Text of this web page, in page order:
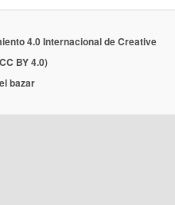
4.0 Internacional de Creative
BY 4.0)
bazar